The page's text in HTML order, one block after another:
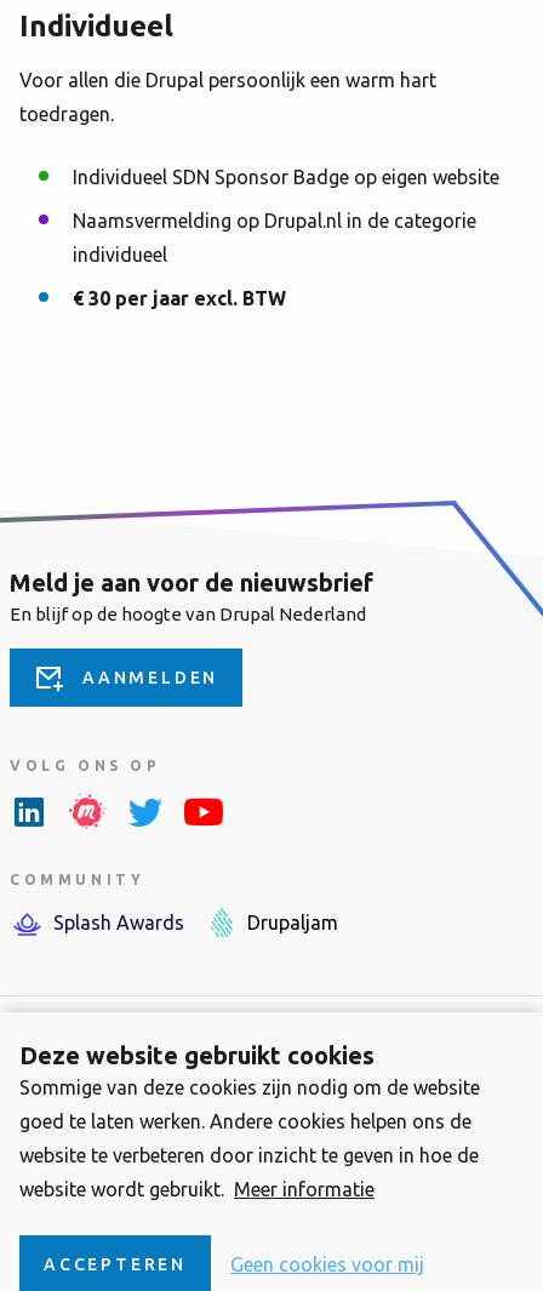
Individueel
Voor allen die Drupal persoonlijk een warm hart
toedragen.
Individueel SDN Sponsor Badge op eigen website
Naamsvermelding op Drupal.nl in de categorie
individueel
€ 30 per jaar excl. BTW
Meld je aan voor de nieuwsbrief
En blijf op de hoogte van Drupal Nederland
AANMELDEN
VOLG ONS OP
COMMUNITY
Splash Awards Drupaljam
Footer-
menu
Over Stichting Drupal Nederland
Contact
Privacy Statement
2025 Stichting Drupal Nederland, KVK 34384120
Drupal is een geregistreerd
trademark van Dries Buytaert
Deze website gebruikt cookies
Sommige van deze cookies zijn nodig om de website
goed te laten werken. Andere cookies helpen ons de
website te verbeteren door inzicht te geven in hoe de
website wordt gebruikt. Meer informatie
ACCEPTEREN Geen cookies voor mij